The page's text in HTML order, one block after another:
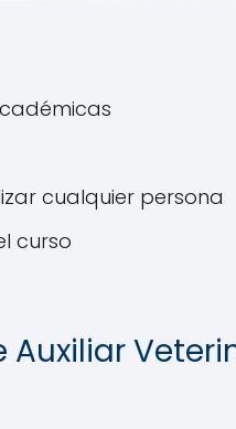
cualquier persona
curso
Auxiliar